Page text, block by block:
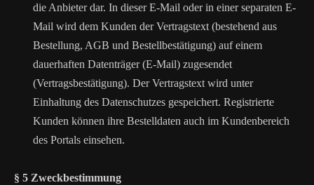
die Anbieter dar. In dieser E-Mail oder in einer separaten E-
Mail wird dem Kunden der Vertragstext (bestehend aus
Bestellung, AGB und Bestellbestätigung) auf einem
dauerhaften Datenträger (E-Mail) zugesendet
(Vertragsbestätigung). Der Vertragstext wird unter
Einhaltung des Datenschutzes gespeichert. Registrierte
Kunden können ihre Bestelldaten auch im Kundenbereich
des Portals einsehen.
§ 5 Zweckbestimmung